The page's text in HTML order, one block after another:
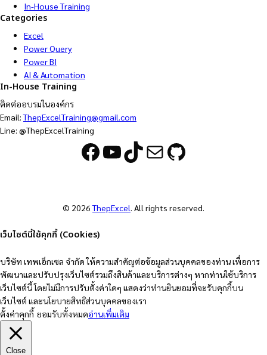
In-House Training
Categories
Excel
Power Query
Power BI
AI & Automation
In-House Training
ติดต่ออบรมในองค์กร
Email:ThepExcelTraining@gmail.com
Line: @ThepExcelTraining
Facebook YouTube TikTok Mail GitHub
© 2026ThepExcel. All rights reserved.
เว็บไซต์นี้ใช้คุกกี้ (Cookies)
บริษัท เทพเอ็กเซล จำกัด ให้ความสำคัญต่อข้อมูลส่วนบุคคลของท่าน เพื่อการ
พัฒนาและปรับปรุงเว็บไซต์รวมถึงสินค้าและบริการต่างๆ หากท่านใช้บริการ
เว็บไซต์นี้ โดยไม่มีการปรับตั้งค่าใดๆ แสดงว่าท่านยินยอมที่จะรับคุกกี้บน
เว็บไซต์ และนโยบายสิทธิส่วนบุคคลของเรา
ตั้งค่าคุกกี้ ยอมรับทั้งหมดอ่านเพิ่มเติม
Close